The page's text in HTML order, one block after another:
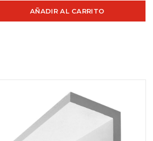
AÑADIR AL CARRITO